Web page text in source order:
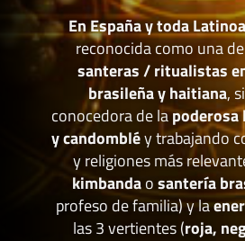
En España y toda
reconocida como una
santeras / ritualistas
brasileña y haitiana,
conocedora de la
y candombléy trabajando
y religiones más
kimbandaosantería
profeso de familia) y la
las 3 vertientes (roja,